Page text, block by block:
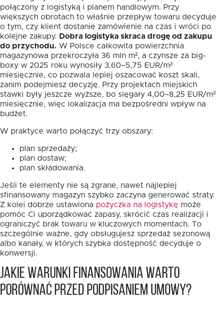
połączony z logistyką i planem handlowym. Przy
większych obrotach to właśnie przepływ towaru decyduje
o tym, czy klient dostanie zamówienie na czas i wróci po
kolejne zakupy. Dobra logistyka skraca drogę od zakupu
do przychodu. W Polsce całkowita powierzchnia
magazynowa przekroczyła 36 mln m², a czynsze za big-
boxy w 2025 roku wynosiły 3,60–5,75 EUR/m²
miesięcznie, co pozwala lepiej oszacować koszt skali,
zanim podejmiesz decyzję. Przy projektach miejskich
stawki były jeszcze wyższe, bo sięgały 4,00–8,25 EUR/m²
miesięcznie, więc lokalizacja ma bezpośredni wpływ na
budżet.
W praktyce warto połączyć trzy obszary:
plan sprzedaży;
plan dostaw;
plan składowania.
Jeśli te elementy nie są zgrane, nawet najlepiej
sfinansowany magazyn szybko zaczyna generować straty.
Z kolei dobrze ustawiona pożyczka na logistykę może
pomóc Ci uporządkować zapasy, skrócić czas realizacji i
ograniczyć brak towaru w kluczowych momentach. To
szczególnie ważne, gdy obsługujesz sprzedaż sezonową
albo kanały, w których szybka dostępność decyduje o
konwersji.
Jakie warunki finansowania warto
porównać przed podpisaniem umowy?